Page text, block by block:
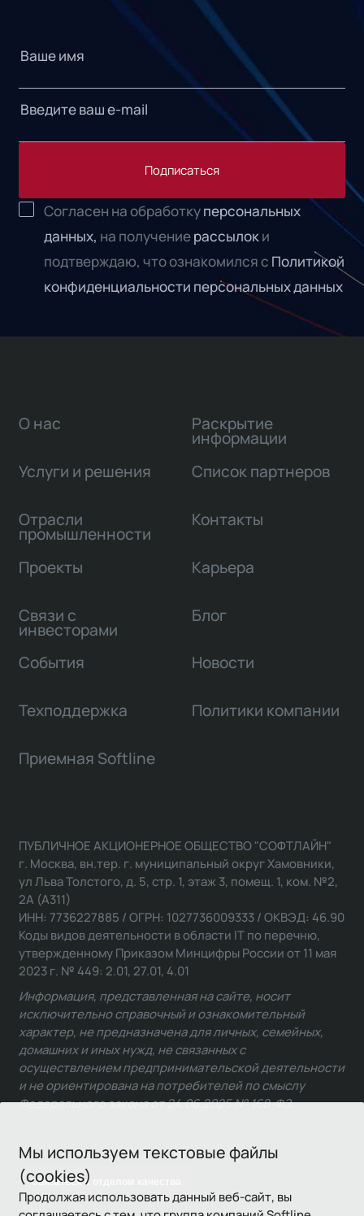
Подписаться
Согласен на обработкуперсональных
данных, на получениерассылоки
подтверждаю, что ознакомился с Политикой
конфиденциальности персональных данных
Мы используем текстовые файлы
(cookies)
Продолжая использовать данный веб-сайт, вы
О нас
Услуги и решения
Отрасли
промышленности
Проекты
Связи с
инвесторами
Раскрытие
информации
Список партнеров
Контакты
Карьера
Блог
События Новости
Техподдержка Политики компании
Приемная Softline
Связаться с отделом качества
ПУБЛИЧНОЕ АКЦИОНЕРНОЕ ОБЩЕСТВО "СОФТЛАЙН"
г. Москва, вн.тер. г. муниципальный округ Хамовники,
ул Льва Толстого, д. 5, стр. 1, этаж 3, помещ. 1, ком. №2,
2А (А311)
ИНН: 7736227885 / ОГРН: 1027736009333 / ОКВЭД: 46.90
Коды видов деятельности в области IT по перечню,
утвержденному Приказом Минцифры России от 11 мая
2023 г. № 449: 2.01, 27.01, 4.01
Информация, представленная на сайте, носит
исключительно справочный и ознакомительный
характер, не предназначена для личных, семейных,
домашних и иных нужд, не связанных с
осуществлением предпринимательской деятельности
и не ориентирована на потребителей по смыслу
Федерального закона от 24.06.2025 № 168-ФЗ.